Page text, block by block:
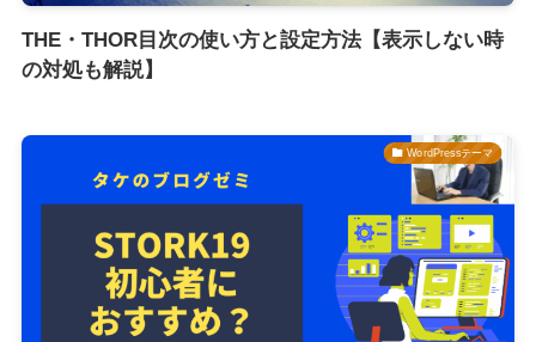
THE・THOR目次の使い方と設定方法【表示しない時
の対処も解説】
WordPressテーマ